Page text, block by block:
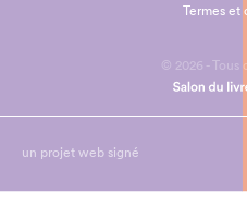
© 2026 - Tous
Termes et
un projet web signé